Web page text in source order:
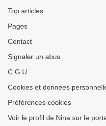
Top articles
Pages
Contact
Signaler un abus
C.G.U.
Cookies et données
Préférences cookies
Voir le profil de Nina sur le